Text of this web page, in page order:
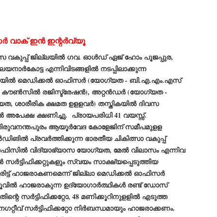
വാക് ഇന്‍ ഇന്റര്‍വ്യൂ
വകുപ്പ് ജില്ലയില്‍ ഗവ. ഓള്‍ഡ് ഏജ് ഹോം പൂജപ്പുര,
എന്നിവിടങ്ങളില്‍ നടപ്പിലാക്കുന്ന
മെഡിക്കല്‍ ഓഫിസര്‍ (യോഗ്യത - ബി.എ.എം.എസ്
കൗണ്‍സില്‍ രജിസ്ട്രേഷന്‍), അറ്റന്‍ഡര്‍ (യോഗ്യത -
ശാരീരിക ക്ഷമത ഉളളവര്‍) തസ്തികയില്‍ ദിവസ
അപേക്ഷ ക്ഷണിച്ചു. പ്രായപരിധി 41 വയസ്സ്.
ആയൂര്‍വേദ കോളേജിന് സമീപമുളള
പ്രവര്‍ത്തിക്കുന്ന ഭാരതീയ ചികിത്സാ വകുപ്പ്
വിദ്യാഭ്യാസ യോഗ്യത, മേല്‍ വിലാസം എന്നിവ
സ്വയം സാക്ഷ്യപ്പെടുത്തിയ
ഹാജരാകണമെന്ന് ജില്ലാ മെഡിക്കല്‍ ഓഫിസര്‍
ഹാജരാകുന്ന ഉദ്യോഗാര്‍ത്ഥികള്‍ രണ്ട് ഡോസ്
സര്‍ട്ടിഫിക്കറ്റോ, 48 മണിക്കൂറിനുളളില്‍ എടുത്ത
സര്‍ട്ടിഫിക്കറ്റോ നിര്‍ബന്ധമായും ഹാജരാക്കണം.
STUDENT protests against Modi
government intensify in DELHI
STUDENTS CJP
DELHI: Some 16 Metro Stations were closed on Wednesday as
seeking the resignation of Education Minister Dharmemdra
intensified their protests under the banner of the newly formed
Janata Party in the national capital and elsewhere.
shutdown of the local rail system was aimed at preventing
of the youths and students in the agitation’s hotspot at
Mantar in New Delhi, close to which the Parliament is in session.
VS-ന്റെ പേരിൽ പഠന ഗവേഷണ ക്യാമ്പസ്'
വേണം: വി എ അരുൺ
വി എ അരുൺ കുമാർ